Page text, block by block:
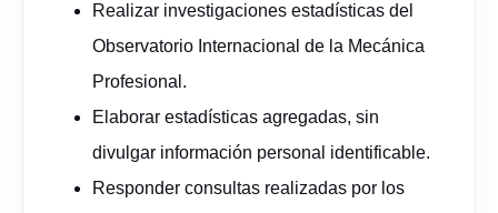
Realizar investigaciones estadísticas del
Observatorio Internacional de la Mecánica
Profesional.
Elaborar estadísticas agregadas, sin
divulgar información personal identificable.
Responder consultas realizadas por los